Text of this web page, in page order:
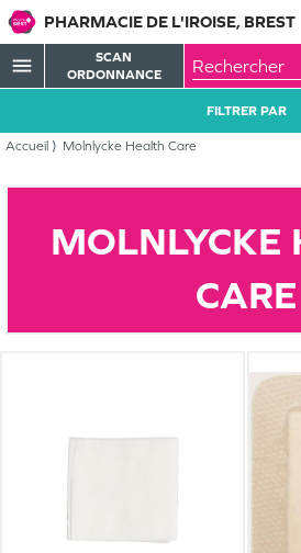
PHARMACIE DE L'IROISE, BREST
menu
SCAN
ORDONNANCE
Accueil Molnlycke Health Care
FILTRER PAR
MOLNLYCKE
CARE